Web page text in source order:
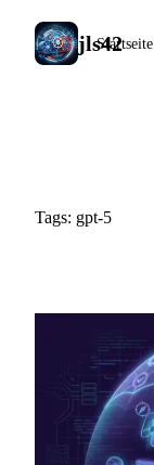
jls42
Startseite
Tags: gpt-5